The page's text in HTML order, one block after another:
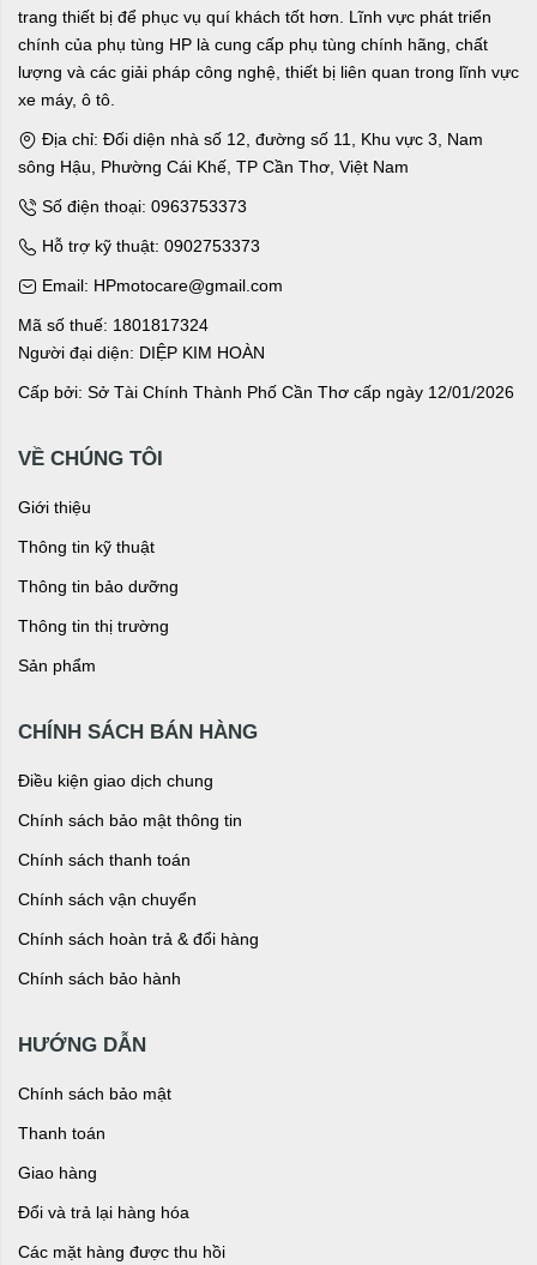
trang thiết bị để phục vụ quí khách tốt hơn. Lĩnh vực phát triển
chính của phụ tùng HP là cung cấp phụ tùng chính hãng, chất
lượng và các giải pháp công nghệ, thiết bị liên quan trong lĩnh vực
xe máy, ô tô.
Địa chỉ: Đối diện nhà số 12, đường số 11, Khu vực 3, Nam
sông Hậu, Phường Cái Khế, TP Cần Thơ, Việt Nam
Số điện thoại: 0963753373
Hỗ trợ kỹ thuật: 0902753373
Email: HPmotocare@gmail.com
Mã số thuế: 1801817324
Người đại diện: DIỆP KIM HOÀN
Cấp bởi: Sở Tài Chính Thành Phố Cần Thơ cấp ngày 12/01/2026
VỀ CHÚNG TÔI
Giới thiệu
Thông tin kỹ thuật
Thông tin bảo dưỡng
Thông tin thị trường
Sản phẩm
CHÍNH SÁCH BÁN HÀNG
Điều kiện giao dịch chung
Chính sách bảo mật thông tin
Chính sách thanh toán
Chính sách vận chuyển
Chính sách hoàn trả & đổi hàng
Chính sách bảo hành
HƯỚNG DẪN
Chính sách bảo mật
Thanh toán
Giao hàng
Đổi và trả lại hàng hóa
Các mặt hàng được thu hồi